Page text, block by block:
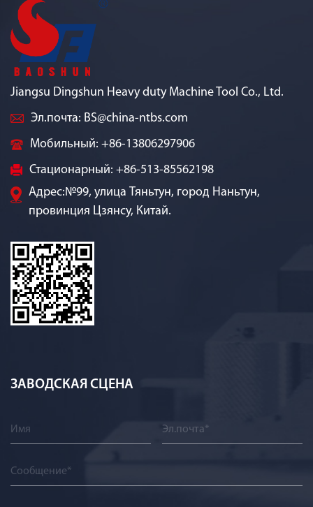
Jiangsu Dingshun Heavy duty Machine Tool Co., Ltd.
Эл.почта: BS@china-ntbs.com
Мобильный: +86-13806297906
Стационарный: +86-513-85562198
Адрес:№99, улица Тяньтун, город Наньтун,
провинция Цзянсу, Китай.
ЗАВОДСКАЯ СЦЕНА